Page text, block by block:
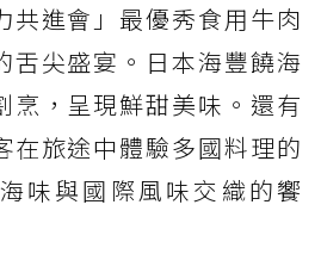
共進會」最優秀食用牛肉
舌尖盛宴。日本海豐饒海
烹，呈現鮮甜美味。還有
在旅途中體驗多國料理的
味與國際風味交織的饗